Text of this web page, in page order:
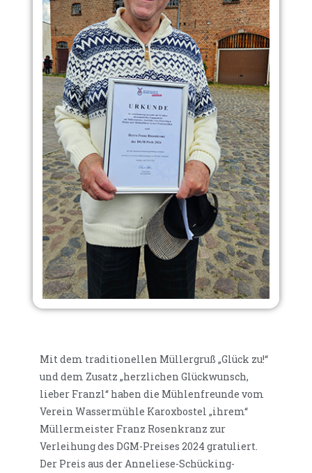
Mit dem traditionellen Müllergruß „Glück zu!“
und dem Zusatz „herzlichen Glückwunsch,
lieber Franzl“ haben die Mühlenfreunde vom
Verein Wassermühle Karoxbostel „ihrem“
Müllermeister Franz Rosenkranz zur
Verleihung des DGM-Preises 2024 gratuliert.
Der Preis aus der Anneliese-Schücking-